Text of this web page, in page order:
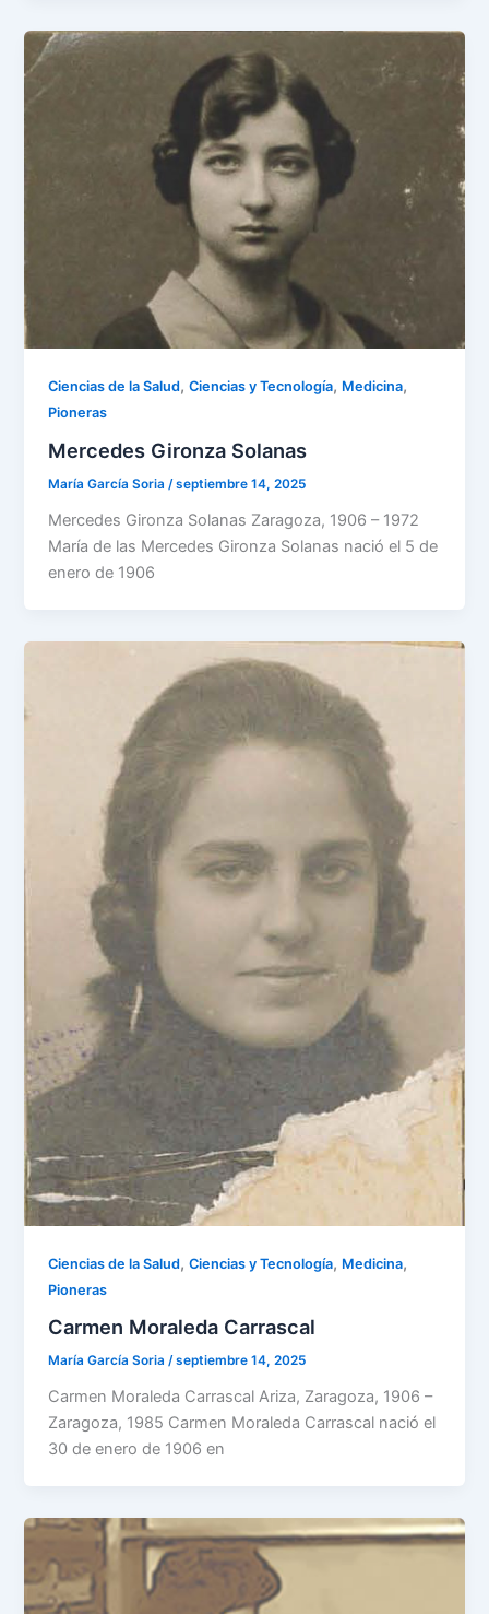
Ciencias de la Salud,Ciencias y Tecnología, Medicina,
Pioneras
Mercedes Gironza Solanas
María García Soria/septiembre 14, 2025
Mercedes Gironza Solanas Zaragoza, 1906 – 1972
María de las Mercedes Gironza Solanas nació el 5 de
enero de 1906
Ciencias de la Salud,Ciencias y Tecnología, Medicina,
Pioneras
Carmen Moraleda Carrascal
María García Soria/septiembre 14, 2025
Carmen Moraleda Carrascal Ariza, Zaragoza, 1906 –
Zaragoza, 1985 Carmen Moraleda Carrascal nació el
30 de enero de 1906 en